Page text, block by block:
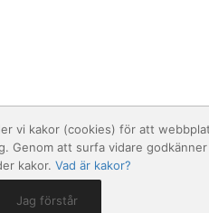
vi kakor (cookies) för att
Genom att surfa vidare
kakor. Vad är kakor?
Jag förstår